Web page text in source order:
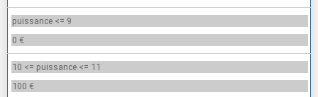
puissance <= 9
0 €
10 <= puissance <= 11
100 €